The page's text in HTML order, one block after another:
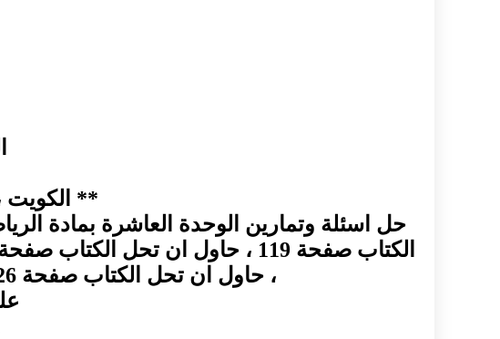
** الكويت
حل اسئلة وتمارين الوحدة العاشرة بمادة
، حاول ان تحل الكتاب صفحة 126 ، حاول ان تحل الكتاب صفحة 127 ، والعديد من الاسئلة